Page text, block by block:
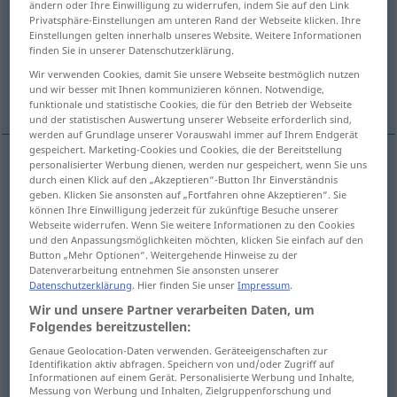
Übersicht aller Übersetzungen
(Für mehr Details die Übersetzung anklicken/antippen)
Lampe, Leuchte, Glühlampe Röhre
Lampef lampe
Leuchtef lampe
Glühlampef,-birnef lampeampoule
lampe àsouder TECH
ändern oder Ihre Einwilligung zu widerrufen, indem Sie auf den Link
Privatsphäre-Einstellungen am unteren Rand der Webseite klicken. Ihre
Einstellungen gelten innerhalb unseres Website. Weitere Informationen
finden Sie in unserer Datenschutzerklärung.
Wir verwenden Cookies, damit Sie unsere Webseite bestmöglich nutzen
und wir besser mit Ihnen kommunizieren können. Notwendige,
funktionale und statistische Cookies, die für den Betrieb der Webseite
und der statistischen Auswertung unserer Webseite erforderlich sind,
werden auf Grundlage unserer Vorauswahl immer auf Ihrem Endgerät
gespeichert. Marketing-Cookies und Cookies, die der Bereitstellung
personalisierter Werbung dienen, werden nur gespeichert, wenn Sie uns
durch einen Klick auf den „Akzeptieren“-Button Ihr Einverständnis
geben. Klicken Sie ansonsten auf „Fortfahren ohne Akzeptieren“. Sie
können Ihre Einwilligung jederzeit für zukünftige Besuche unserer
Webseite widerrufen. Wenn Sie weitere Informationen zu den Cookies
und den Anpassungsmöglichkeiten möchten, klicken Sie einfach auf den
Button „Mehr Optionen“. Weitergehende Hinweise zu der
Datenverarbeitung entnehmen Sie ansonsten unserer
Datenschutzerklärung. Hier finden Sie unserImpressum.
Wir und unsere Partner verarbeiten Daten, um
Folgendes bereitzustellen:
Genaue Geolocation-Daten verwenden. Geräteeigenschaften zur
Identifikation aktiv abfragen. Speichern von und/oder Zugriff auf
Informationen auf einem Gerät. Personalisierte Werbung und Inhalte,
Messung von Werbung und Inhalten, Zielgruppenforschung und